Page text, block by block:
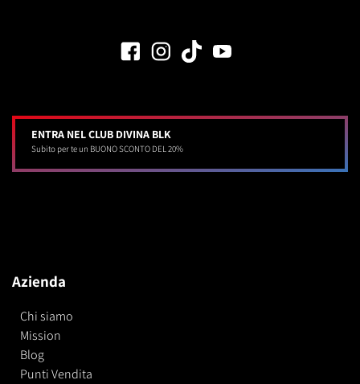
ENTRA NEL CLUB DIVINA BLK
Subito per te un BUONO SCONTO DEL 20%
Azienda
Chi siamo
Mission
Blog
Punti Vendita